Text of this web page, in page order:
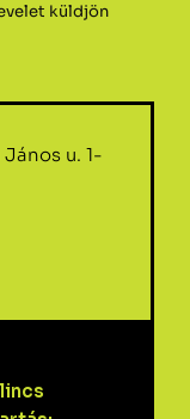
küldjön
u. 1-